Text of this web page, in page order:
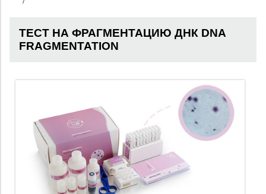
ТЕСТ НА ФРАГМЕНТАЦИЮ ДНК DNA
FRAGMENTATION